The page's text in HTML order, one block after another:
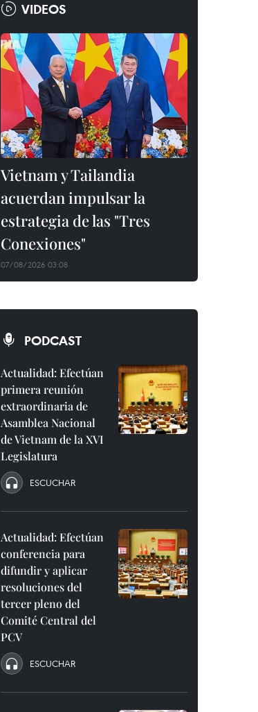
VIDEOS
Vietnam y Tailandia
acuerdan impulsar la
estrategia de las "Tres
Conexiones"
07/08/2026 03:08
PODCAST
Actualidad: Efectúan
primera reunión
extraordinaria de
Asamblea Nacional
de Vietnam de la XVI
Legislatura
ESCUCHAR
Actualidad: Efectúan
conferencia para
difundir y aplicar
resoluciones del
tercer pleno del
Comité Central del
PCV
ESCUCHAR